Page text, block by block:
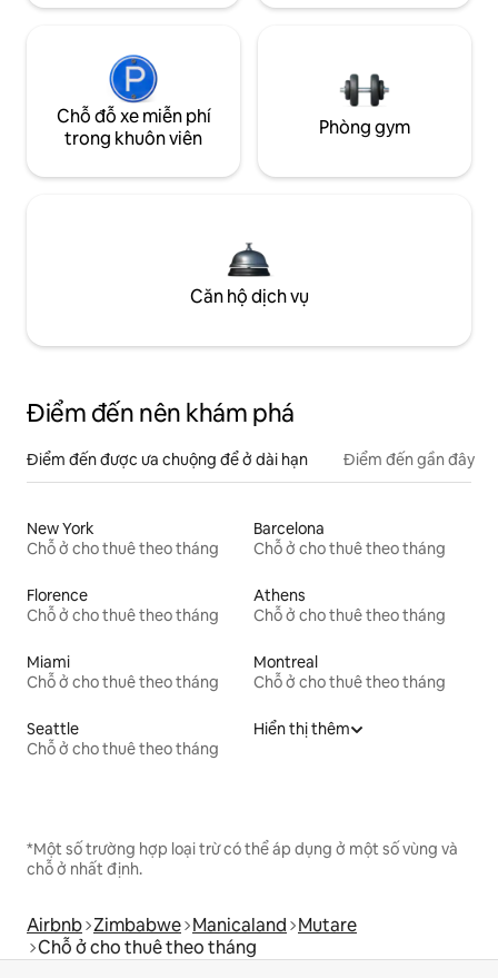
Chỗ đỗ xe miễn phí
trong khuôn viên
Phòng gym
Căn hộ dịch vụ
Điểm đến nên khám phá
Điểm đến được ưa chuộng để ở dài hạn Điểm đến gần đây
New York
Chỗ ở cho thuê theo tháng
Barcelona
Chỗ ở cho thuê theo tháng
Florence
Chỗ ở cho thuê theo tháng
Athens
Chỗ ở cho thuê theo tháng
Miami
Chỗ ở cho thuê theo tháng
Montreal
Chỗ ở cho thuê theo tháng
Seattle
Chỗ ở cho thuê theo tháng
Hiển thị thêm
*Một số trường hợp loại trừ có thể áp dụng ở một số vùng và
chỗ ở nhất định.
Airbnb Zimbabwe Manicaland Mutare
Chỗ ở cho thuê theo tháng